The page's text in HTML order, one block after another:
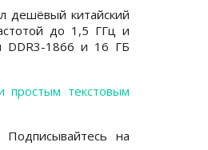
дешёвый китайский
до 1,5 ГГц и
DDR3-1866 и 16 ГБ
простым текстовым
на